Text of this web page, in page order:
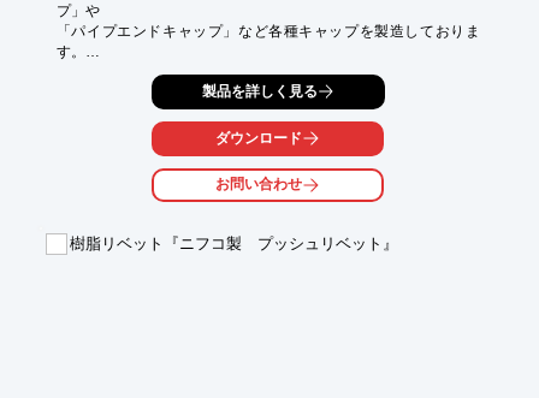
プ」や
「パイプエンドキャップ」など各種キャップを製造しておりま
す。
製品により最小ロット数は異なりますが、小ロットでの生産も可
また、汎用プラスチック以外にも、軟質PVCやエラストマーなど
素材に対応します。
永年培った経験とノウハウを活かし、確かな品質の製品を提供し
製品を詳しく見る
ダウンロード
お問い合わせ
樹脂リベット『ニフコ製 プッシュリベット』